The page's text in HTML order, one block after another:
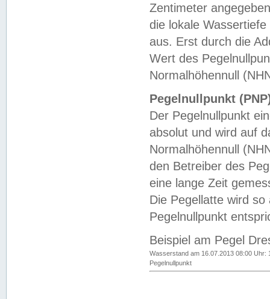
Zentimeter
die lokale
aus. Erst durch die
Wert des
Normalhöhennull
Pegelnullpunkt
Der Pegelnullpunkt
absolut und wird auf
Normalhöhennull
den Betreiber des
eine lange Zeit
Die Pegellatte wird
Pegelnullpunkt
Beispiel am Pegel
Wasserstand am 16.07.2013 08:00 Uhr:
Pegelnullpunkt